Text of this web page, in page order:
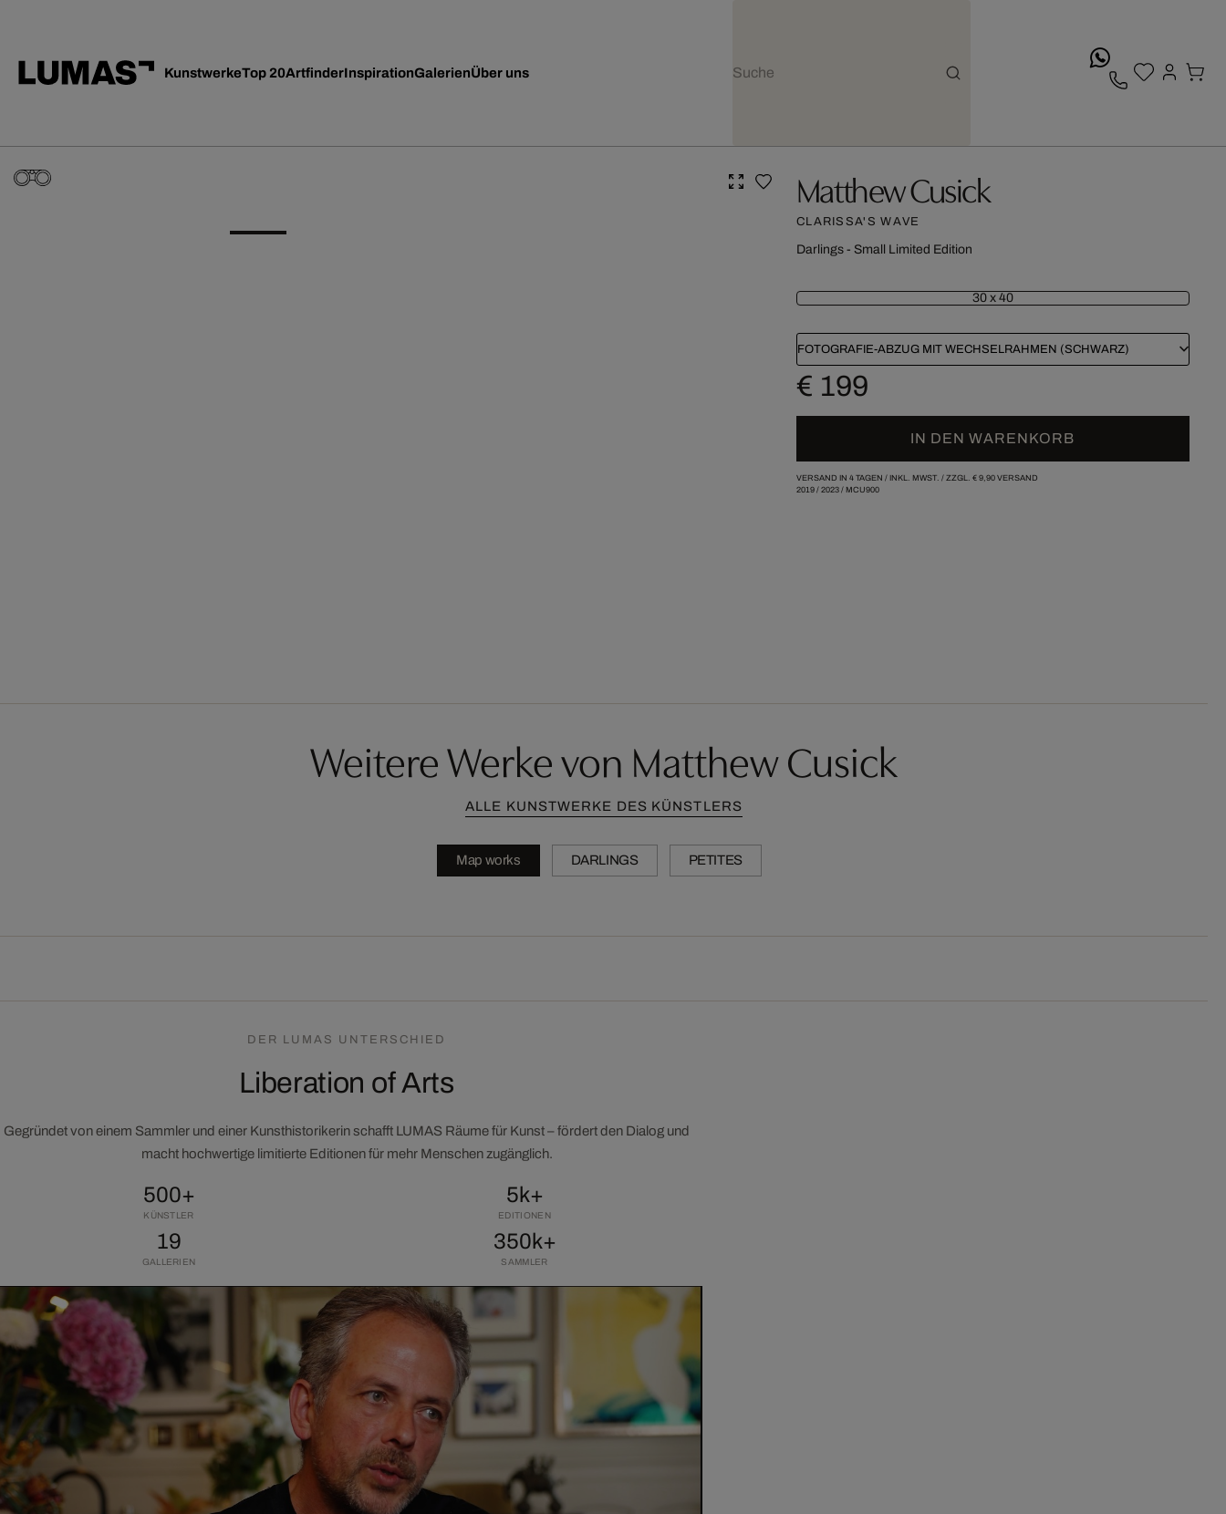
KunstwerkeTop 20ArtfinderInspirationGalerienÜber uns
Matthew Cusick
CLARISSA'S WAVE
Darlings - Small Limited Edition
30 x 40
FOTOGRAFIE-ABZUG MIT WECHSELRAHMEN (SCHWARZ)
€ 199
IN DEN WARENKORB
VERSAND IN 4 TAGEN / INKL. MWST. / ZZGL. € 9,90VERSAND
2019/ 2023/ MCU900
Weitere Werke von Matthew Cusick
ALLE KUNSTWERKE DES KÜNSTLERS
Map works DARLINGS PETITES
DER LUMAS UNTERSCHIED
Liberation of Arts
Gegründet von einem Sammler und einer Kunsthistorikerin schafft LUMAS Räume für Kunst – fördert den Dialog und
macht hochwertige limitierte Editionen für mehr Menschen zugänglich.
500+
KÜNSTLER
5k+
EDITIONEN
19
GALLERIEN
350k+
SAMMLER